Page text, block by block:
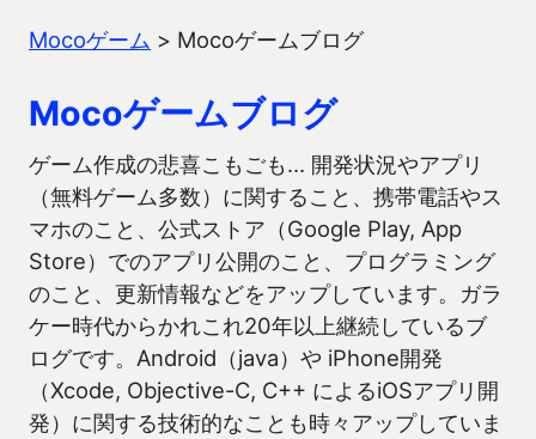
Mocoゲーム > Mocoゲームブログ
Mocoゲームブログ
ゲーム作成の悲喜こもごも… 開発状況やアプリ
（無料ゲーム多数）に関すること、携帯電話やス
マホのこと、公式ストア（Google Play, App
Store）でのアプリ公開のこと、プログラミング
のこと、更新情報などをアップしています。ガラ
ケー時代からかれこれ20年以上継続しているブ
ログです。Android（java）や iPhone開発
（Xcode, Objective-C, C++ によるiOSアプリ開
発）に関する技術的なことも時々アップしていま